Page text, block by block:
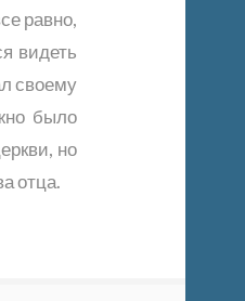
равно,
видеть
своему
было
но
отца.